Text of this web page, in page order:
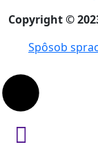
Copyright ©
Spôsob